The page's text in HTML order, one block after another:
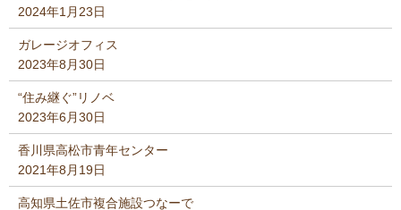
2024年1月23日
ガレージオフィス
2023年8月30日
“住み継ぐ”リノベ
2023年6月30日
香川県高松市青年センター
2021年8月19日
高知県土佐市複合施設つなーで